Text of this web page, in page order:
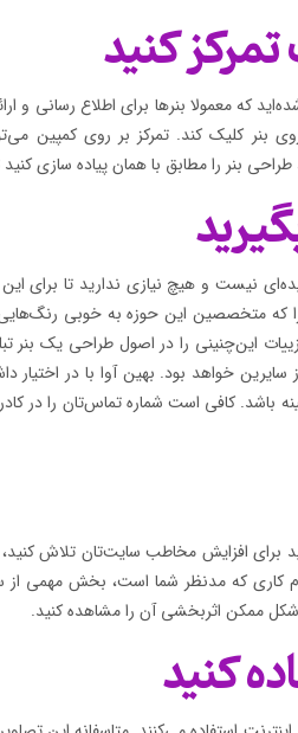
که معمولا بنرها برای اطلاع رسانی و
کلیک کند. تمرکز بر روی کمپین
بنر را مطابق با همان پیاده سازی
نیست و هیچ نیازی ندارید تا برای
که متخصصین این حوزه به خوبی
این‌چنینی را در اصول طراحی یک
خواهد بود. بهین آوا با در
باشد. کافی است شماره تماس‌تان را در
افزایش مخاطب سایت‌تان تلاش کنید،
کاری که مدنظر شما است، بخش مهمی از
شکل ممکن اثربخشی آن را مشاهده کنید.